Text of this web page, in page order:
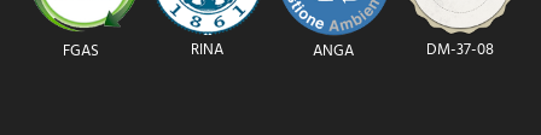
FGAS RINA ANGA DM-37-08